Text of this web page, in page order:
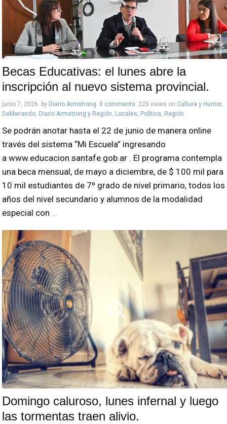
Becas Educativas: el lunes abre la
inscripción al nuevo sistema provincial.
junio 7, 2026 by Diario Armstrong 0 comments 225 views on Cultura y Humor,
Deliberando, Diario Armstrong y Región, Locales, Política, Región
Se podrán anotar hasta el 22 de junio de manera online
través del sistema “Mi Escuela” ingresando
a www.educacion.santafe.gob.ar . El programa contempla
una beca mensual, de mayo a diciembre, de $ 100 mil para
10 mil estudiantes de 7º grado de nivel primario, todos los
años del nivel secundario y alumnos de la modalidad
especial con …
Domingo caluroso, lunes infernal y luego
las tormentas traen alivio.